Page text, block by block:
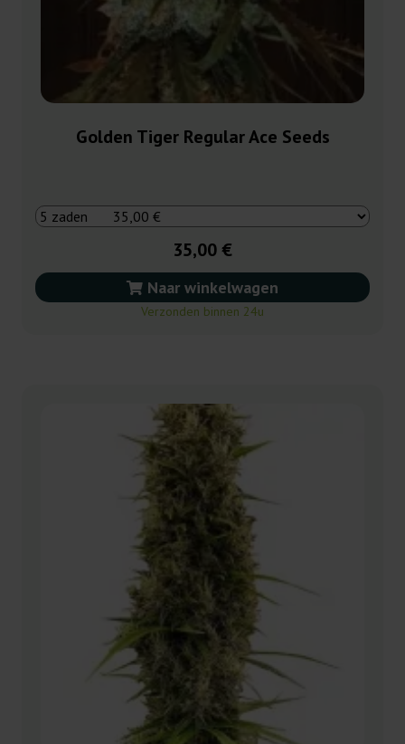
Golden Tiger Regular Ace Seeds
35,00 €
Naar winkelwagen
Verzonden binnen 24u